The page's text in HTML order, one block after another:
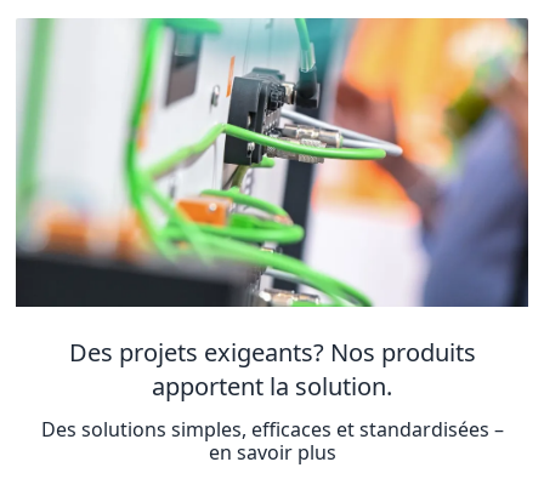
Des projets exigeants? Nos produits
apportent la solution.
Des solutions simples, efficaces et standardisées –
en savoir plus